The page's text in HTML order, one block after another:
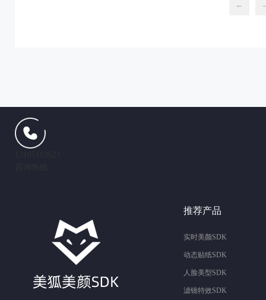
←
推荐产品
实时美颜SDK
动态贴纸SDK
人脸美型SDK
滤镜特效SDK